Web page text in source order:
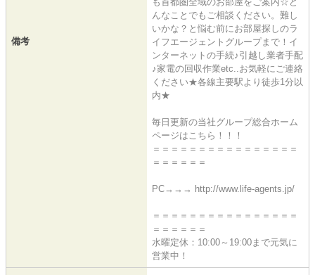
備考
んなことでもご相談ください。難し
いかな？と悩む前にお部屋探しのラ
イフエージェントグループまで！イ
ンターネットの手続♪引越し業者手配
♪家電の回収作業etc..お気軽にご連絡
ください★各線主要駅より徒歩1分以
内★
毎日更新の当社グループ総合ホーム
ページはこちら！！！
＝＝＝＝＝＝＝＝＝＝＝＝＝＝＝＝
＝＝＝＝＝＝
PC→→→ http://www.life-agents.jp/
＝＝＝＝＝＝＝＝＝＝＝＝＝＝＝＝
＝＝＝＝＝＝
水曜定休：10:00～19:00まで元気に
営業中！